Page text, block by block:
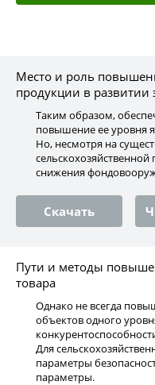
Место и роль
продукции в развитии
Таким образом,
повышение ее уровня
Но, несмотря на
сельскохозяйственной
снижения
Скачать
Пути и методы
товара
Однако не всегда
объектов одного
Для
параметры
параметры.